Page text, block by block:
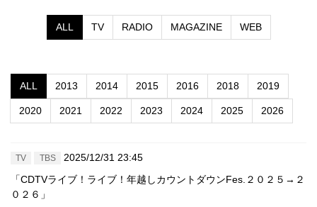
ALL TV RADIO MAGAZINE WEB
ALL 2013 2014 2015 2016 2018 2019
2020 2021 2022 2023 2024 2025 2026
TV TBS
2025/12/31 23:45
「CDTVライブ！ライブ！年越しカウントダウンFes.２０２５→２
０２６」